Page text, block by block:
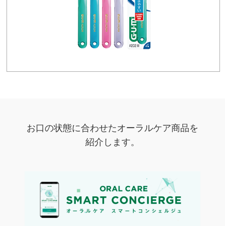
お口の状態に合わせたオーラルケア商品を
紹介します。